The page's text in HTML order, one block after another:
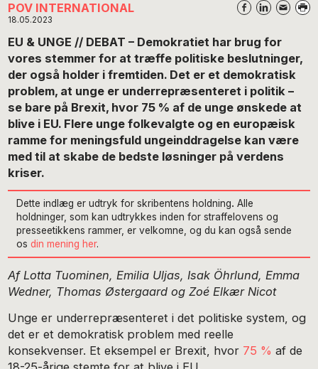
POV INTERNATIONAL
18.05.2023
EU & UNGE // DEBAT – Demokratiet har brug for
vores stemmer for at træffe politiske beslutninger,
der også holder i fremtiden. Det er et demokratisk
problem, at unge er underrepræsenteret i politik –
se bare på Brexit, hvor 75 % af de unge ønskede at
blive i EU. Flere unge folkevalgte og en europæisk
ramme for meningsfuld ungeinddragelse kan være
med til at skabe de bedste løsninger på verdens
kriser.
Dette indlæg er udtryk for skribentens holdning. Alle
holdninger, som kan udtrykkes inden for straffelovens og
presseetikkens rammer, er velkomne, og du kan også sende
osdin mening her.
Af Lotta Tuominen, Emilia Uljas, Isak Öhrlund, Emma
Wedner, Thomas Østergaard og Zoé Elkær Nicot
Unge er underrepræsenteret i det politiske system, og
det er et demokratisk problem med reelle
konsekvenser. Et eksempel er Brexit, hvor 75 % af de